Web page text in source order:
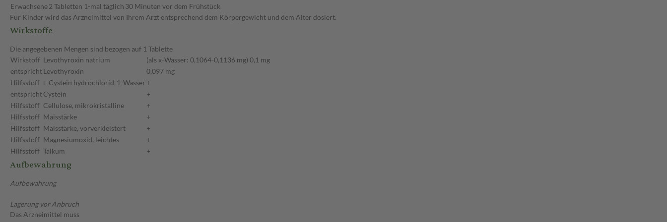
Erwachsene2 Tabletten 1-mal täglich 30 Minuten vor dem Frühstück
Für Kinder wird das Arzneimittel von Ihrem Arzt entsprechend dem Körpergewicht und dem Alter dosiert.
Wirkstoffe
Die angegebenen Mengen sind bezogen auf 1 Tablette
Wirkstoff Levothyroxin natrium
(als x-Wasser: 0,1064-0,1136 mg) 0,1 mg
entsprichtLevothyroxin
0,097 mg
Hilfsstoff L-Cystein hydrochlorid-1-Wasser +
entsprichtCystein
+
Hilfsstoff Cellulose, mikrokristalline
+
Hilfsstoff Maisstärke
+
Hilfsstoff Maisstärke, vorverkleistert
+
Hilfsstoff Magnesiumoxid, leichtes
+
Hilfsstoff Talkum +
Aufbewahrung
Aufbewahrung
Lagerung vor Anbruch
Das Arzneimittel muss